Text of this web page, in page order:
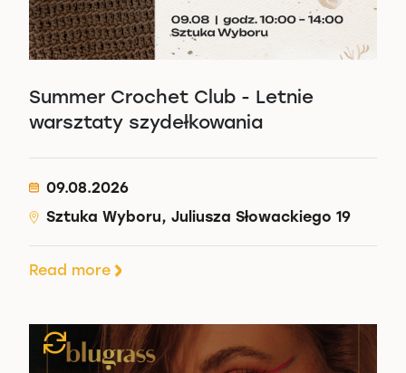
Summer Crochet Club - Letnie
warsztaty szydełkowania
09.08.2026
Sztuka Wyboru, Juliusza Słowackiego 19
Read more